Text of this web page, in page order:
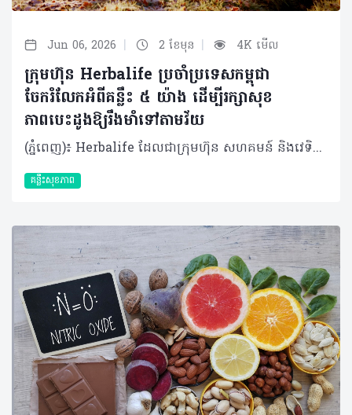
Jun 06, 2026 | 2 ខែមុន | 4K មើល
ក្រុមហ៊ុន Herbalife ប្រចាំប្រទេសកម្ពុជា
ចែករំលែកអំពីគន្លឹះ ៥ យ៉ាង ដើម្បីរក្សាសុខ
ភាពបេះដូងឱ្យរឹងមាំទៅតាមវ័យ
(ភ្នំពេញ)៖ Herbalife ដែលជាក្រុមហ៊ុន សហគមន៍ និងវេទិកាភ្ជាប់ទំនាក់ទំនង លំដាប់ថ្នាក់ពិភពលោក ផ្នែកសុខភាព និងសុខុមាលភាពបានចែករំលែកអំពី គន្លឹះ ៥ យ៉ាង ដើម្បីរក្សាសុខភាពបេះដូងឱ្យរឹងមាំទៅតាមវ័យ។ បេះដូងគឺជាសរីរាង្គមួយដែលមានទំហំតូច ប៉ុន្តែមានតួនាទីធំ ដោយវាទទួលខុសត្រូវក្នុងការថែរក្សាអ្នកឱ្យមានជីវិតរស់នៅ និងមានសុខភាពល្អជារៀងរាល់ថ្ងៃ រាល់នាទី និងរាល់វិនាទី។ បេះដូងច្របាច់ និងបញ្ជូនឈាម និងអុកស៊ីសែនទៅកាន់សួត និងរាងកាយរបស់អ្នក ព្រមទាំងកម្ចាត់ឧស្ម័នកាបូនិចចេញពីចរន្តឈាម ដែលមុខងារទាំងនេះគឺជាស្នូលនៃសុខភាពទូទៅរបស់អ្នក។ បេះដូងគឺជាសរីរាង្គដែលងាយរងគ្រោះ ដូចជាជំងឺបេះដូង និងជំងឺដាច់សរសៃឈាមខួរក្បាល ដែលស្ថានភាពទាំងនេះត្រូវបានគេដឹងថាជាឃាតករដ៏ធំបំផុតមួយក្នុងពិភពលោក ដោយបានឆក់យកជីវិតមនុស្សអស់ ១៨.៦ លាននាក់នៅទូទាំងសកលលោកក្នុងមួយឆ្នាំៗ។ អាយុកាន់តែច្រើន ហានិភ័យនៃជំងឺបេះដូងកាន់តែខ្ពស់។ នៅក្នុងប្រទេសអភិវឌ្ឍន៍ • អត្រាអ្នកឈឺបេះដូងកើនឡើងខ្លាំង (លើសពី ១០ ភាគរយ) ចំពោះមនុស្សអាយុចាប់ពី ៧០ ឆ្នាំឡើងទៅ។ ៨០ ភាគរយនៃអ្នកស្លាប់ដោយសារជំងឺបេះដូង គឺជាមនុស្សចាស់ដែលមានអាយុចាប់ពី ៦៥ ឆ្នាំឡើងទៅ។ គន្លឹះស្តីពីសុខភាពបេះដូង និងការឈានចូលវ័យចាស់ដោយមានសុខភាពល្អ នេះគឺជាគន្លឹះល្អៗចំនួន ប្រាំយ៉ាង ដើម្បីឱ្យអ្នកចាប់ផ្តើមដំណើរនេះ សម្រាប់ជីវិតដែលមានសុខភាពល្អប្រសើរជាងមុនទាំងនៅពេលបច្ចុប្បន្ន និងទៅអនាគត។ គន្លឹះទី១៖ ស្វែងយល់ពីហានិភ័យសុខភាពរបស់អ្នក គន្លឹះដំបូងនៃការថែរក្សាសុខភាពបេះដូង គឺការដឹងពីសុខភាពរបស់អ្នកតាមរយៈការទៅជួបគ្រូពេទ្យដើម្បីពិនិត្យសុខភាពឱ្យបានទៀងទាត់។ការពិនិត្យសុខភាពបានជាប់លាប់ជារឿងសំខាន់ខ្លាំងណាស់ ព្រោះសម្ពាធឈាមខ្ពស់ គឺជាកត្តាហានិភ័យចម្បងបំផុតនៃជំងឺសរសៃឈាមបេះដូង ហើយវាត្រូវបានគេចាត់ទុកជា "ឃាតករលាក់មុខ" ដោយសារតែវាមិនបង្ហាញចេញនូវសញ្ញាព្រមាន ឬរោគសញ្ញាអ្វីច្បាស់ៗឡើយ។ហេតុដូច្នេះ ការពិនិត្យសម្ពាធឈាមឱ្យបានទៀងទាត់ គឺជារឿងចាំបាច់បំផុត ព្រោះប្រសិនបើទុកចោលដោយមិនបានពិនិត្យ និងព្យាបាលទាន់ពេលវេលាទេ វានឹងបង្កើនហានិភ័យនៃជំងឺបេះដូង និងជំងឺដាច់សរសៃឈាមខួរក្បាលបាន។ គន្លឹះទី២៖ កាត់បន្ថយទម្លាប់រស់នៅដែលមិនល្អចំពោះសុខភាព ការផ្តាច់បារីជាវិធីដ៏ល្អបំផុតក្នុងការការពារបេះដូង ព្រោះហានិភ័យជំងឺបេះដូងនឹងថយចុះភ្លាមៗបន្ទាប់ពីឈប់ជក់។ ជាទូទៅ ការជក់បារីបំផ្លាញសរសៃឈាមអាកទែឱ្យរួមតូចដោយសារការកកខ្លាញ់ ដែលអាចបង្កជាការឈឺទ្រូងជាសញ្ញាព្រមាន ឬអាចឈានទៅដល់ការគាំងបេះដូង និងដាច់សរសៃឈាមខួរក្បាលដោយមិនដឹងខ្លួន។ ដូច្នេះ អ្នកគួរតែបោះបង់ទម្លាប់មិនល្អក្រវាត់ចោលនូវឧបករណ៍ជក់បារី រួចជំនួសមកវិញនូវផលិតផលជំនួសជាតិនីកូទីន។ ការបោះបង់ចោលទម្លាប់មិនល្អទាំងនេះ នឹងជួយឱ្យរាងកាយទាំងមូលទទួលបានសុខភាពល្អ។ គន្លឹះទី៣៖ រក្សារបបអាហារដែលល្អចំពោះសុខភាពបេះដូង អាហារូបត្ថម្ភដែលល្មមសមរម្យនៃកាឡូរីដែលអ្នកគួរទទួលទាន គួរមានកាបូអ៊ីដ្រាត ៤០ ភាគរយ ប្រូតេអ៊ីន ៣០ ភាគរយ និងខ្លាញ់ល្អ ៣០ ភាគរយ ព្រមទាំងជាតិសរសៃ ២៥ ក្រាម និងទឹកប្រាំបីកែវក្នុងមួយថ្ងៃ។ លើសពីនេះ ការញ៉ាំបន្លែ ផ្លែឈើ និងគ្រាប់ធញ្ញជាតិ នឹងជួយផ្តល់វីតាមីន និងជាតិរ៉ែល្អៗជាច្រើន។ អាហារសម្បូរអូមេហ្គា-៣ ដូចជាត្រីមានជាតិខ្លាញ់ និងគ្រាប់ពូជផ្សេងៗ អាចជួយកាត់បន្ថយហានិភ័យជំងឺបេះដូងផងដែរ។ ត្រីក៏ជាអាហារជំនួសសាច់គោដ៏ល្អដើម្បីចៀសវាងខ្លាញ់ឆ្អែតខ្ពស់ ហើយជាតិអូមេហ្គា-៣ដែលមានក្នុងត្រីក៏ជួយបញ្ចុះកម្រិតកូឡេស្តេរ៉ុល និងទ្រីគ្លីសេរីត ដើម្បីទ្រទ្រង់ប្រព័ន្ធសរសៃឈាមបេះដូងទៀតផង។ គន្លឹះទី៤៖ ធ្វើឱ្យបេះដូងរបស់អ្នកលោតញាប់ ការធ្វើលំហាត់ប្រាណ និងសកម្មភាពរាងកាយទៀងទាត់ផ្តល់ផលប្រយោជន៍ជាច្រើនដោយវាជួយឱ្យសរសៃឈាមសម្រាក និងពង្រីកខ្លួន ធ្វើឱ្យឈាមហូរទៅចិញ្ចឹមបេះដូងបានល្អ។ សកម្មភាពនេះរំញោចការផលិតសារធាតុនីទ្រីកអុកស៊ីតដើម្បីការពារប្រព័ន្ធសរសៃឈាមបេះដូង។ អ្នកគួរតែធ្វើលំហាត់ប្រាណកម្រិតមធ្យមយ៉ាងហោចណាស់ ៣០ នាទីក្នុងមួយថ្ងៃ ហើយបើគ្មានពេលគ្រប់គ្រាន់ទេ អ្នកអាចជំនួសដោយការដើរខ្លីៗមុនពេលធ្វើការ ដូចជាការចតឡានម៉ូតូឱ្យឆ្ងាយពីការិយាល័យ ឬការឈរធ្វើការខ្លះដើម្បីចៀសវាងការអង្គុយយូរៗពេញមួយថ្ងៃ។ គន្លឹះទី៥៖ កាត់បន្ថយកម្រិតស្ត្រេសរបស់អ្នក ទោះបីជាគ្មានការផ្សារភ្ជាប់ផ្ទាល់រវាងភាពស្ត្រេសខ្ពស់ និងជំងឺបេះដូង ប៉ុន្តែស្ត្រេសអាចបង្កហានិភ័យដោយប្រយោល ដូចជាធ្វើឱ្យឡើងសម្ពាធឈាម ធ្វើឱ្យអ្នកញ៉ាំច្រើនហួសប្រមាណ ខ្ជិលមិនធ្វើលំហាត់ប្រាណ ឬធ្វើឱ្យអ្នកជក់បារី។ ស្ត្រេសរ៉ាំរ៉ៃក៏ជម្រុញអរម៉ូនអង់ដ្រេណាលីន និងខទីសូលឱ្យកើនឡើង ដែលនាំឱ្យប្រឈមនឹងការគាំងបេះដូងផងដែរ។ ហេតុនេះ អ្នកគួរតែចំណាយពេលសម្រាក និងធ្វើអ្វីដែលសប្បាយចិត្ត ព្រោះមនុស្សដែលអាចគ្រប់គ្រងស្ត្រេសឱ្យនៅកម្រិតទាបបាន តែងមានទំនោរចង់ហាត់ប្រាណ និងមានចំណង់ញ៉ាំអាហារដែលមានសុខភាពល្អ។ ការអនុវត្តរបៀបរស់នៅសកម្ម និងមានសុខភាពល្អចាប់ពីពេលនេះតទៅ គឺជារឿងចាំបាច់បំផុតដើម្បីការពារជំងឺបេះដូង និងរក្សាបេះដូងឱ្យរឹងមាំទៅថ្ងៃអនាគត។ អំពីក្រុមហ៊ុន Herbalife ក្រុមហ៊ុន Herbalife (NYSE: HLF) គឺជាក្រុមហ៊ុនសុខភាព និងសុខុមាលភាពឈានមុខគេ និងជាសហគមន៍ដែលកំពុងផ្លាស់ប្តូរជីវិតរបស់មនុស្សជាមួយនឹងផលិតផលអាហារូបត្ថម្ភដ៏អស្ចារ្យ និងជាឱកាសអាជីវកម្មសម្រាប់សមាជិកឯករាជ្យ​របស់ខ្លួនចាប់តាំងពីឆ្នាំ 1980។ ក្រុមហ៊ុនផ្តល់ជូននូវផលិតផលដែលគាំទ្រដោយវិទ្យាសាស្រ្តដល់អ្នកប្រើប្រាស់នៅក្នុងទីផ្សារជាង 90។ តាមរយៈសមាជិកឯករាជ្យដែលផ្តល់ជូននូវការបណ្តុះបណ្តាលមួយទល់មួយ និងផ្តល់ការគាំទ្រសហគមន៍ដោយបំផុសគំនិតឱ្យអតិថិជនប្រកាន់ខ្ជាប់នូវរបៀបរស់នៅដែលមានភាពសកម្ម។
គន្លឹះសុខភាព